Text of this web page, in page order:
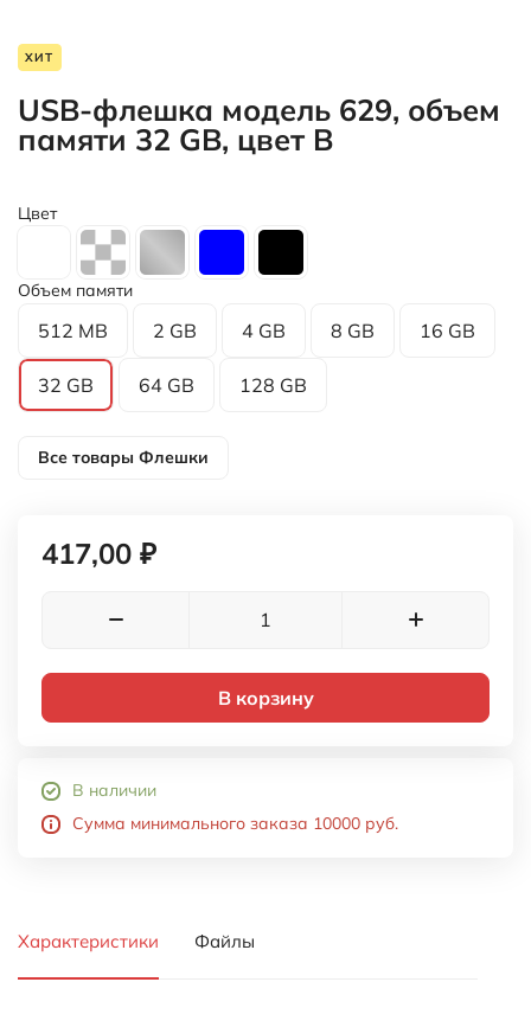
ХИТ
USB-флешка модель 629, объем
памяти 32 GB, цвет B
Цвет
Объем памяти
512 MB 2 GB 4 GB 8 GB 16 GB
32 GB 64 GB 128 GB
Все товары Флешки
417,00 ₽
В корзину
В наличии
Сумма минимального заказа 10000 руб.
Характеристики Файлы